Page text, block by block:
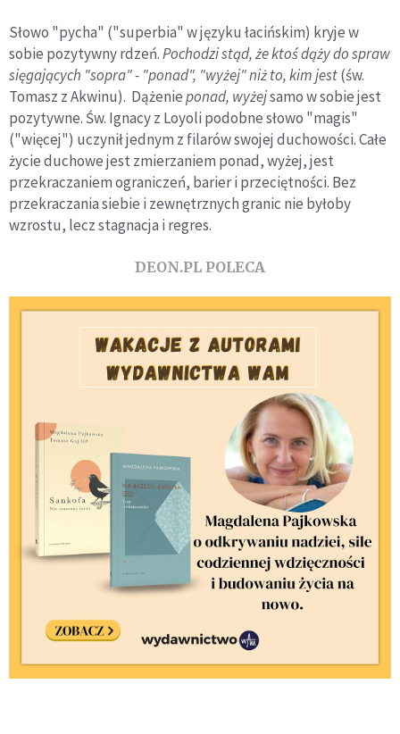
Słowo "pycha" ("superbia" w języku łacińskim) kryje w
sobie pozytywny rdzeń.Pochodzi stąd, że ktoś dąży do spraw
sięgających "sopra" - "ponad", "wyżej" niż to, kim jest(św.
Tomasz z Akwinu). Dążenieponad, wyżejsamo w sobie jest
pozytywne. Św. Ignacy z Loyoli podobne słowo "magis"
("więcej") uczynił jednym z filarów swojej duchowości. Całe
życie duchowe jest zmierzaniem ponad, wyżej, jest
przekraczaniem ograniczeń, barier i przeciętności. Bez
przekraczania siebie i zewnętrznych granic nie byłoby
wzrostu, lecz stagnacja i regres.
DEON.PL POLECA